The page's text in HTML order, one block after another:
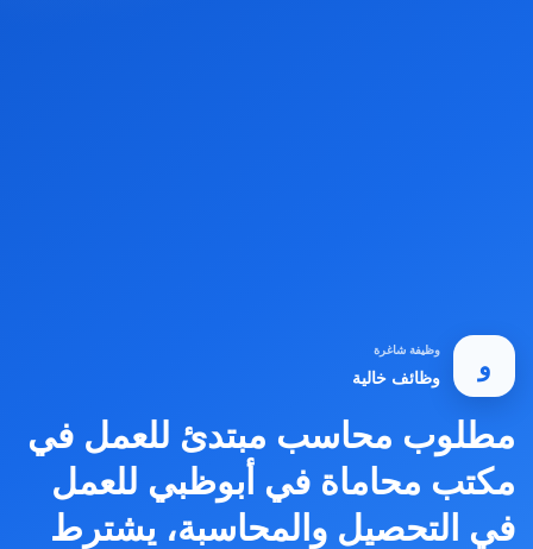
و
وظيفة شاغرة
وظائف خالية
مطلوب محاسب مبتدئ للعمل في
مكتب محاماة في أبوظبي للعمل
في التحصيل والمحاسبة، يشترط